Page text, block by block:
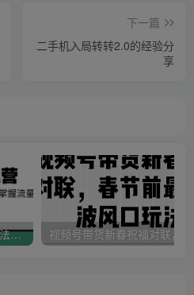
下一篇
二手机入局转转2.0的经验分
享
AI短视频创作运营，揭秘算法、文案创作与私域引流，助你掌握流量密码